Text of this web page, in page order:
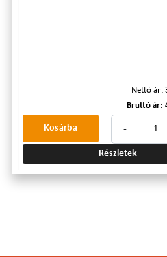
Nettó ár:
Bruttó ár:
-
Kosárba
Részletek